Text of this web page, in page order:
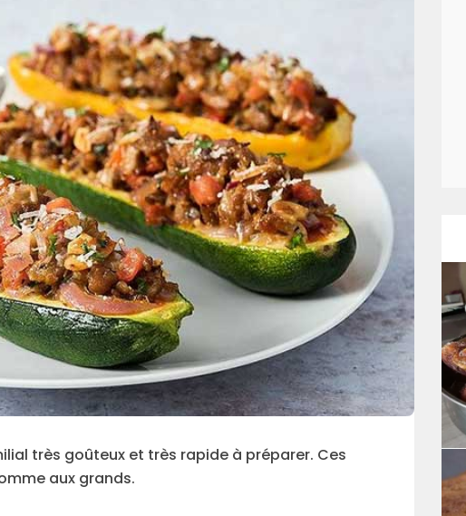
très goûteux et très rapide à préparer. Ces
aux grands.